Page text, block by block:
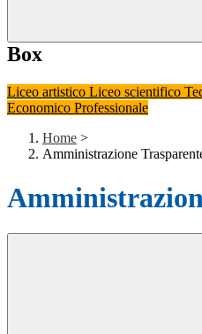
Box
Liceo artistico Liceo scientifico
Economico Professionale
Home >
Amministrazione